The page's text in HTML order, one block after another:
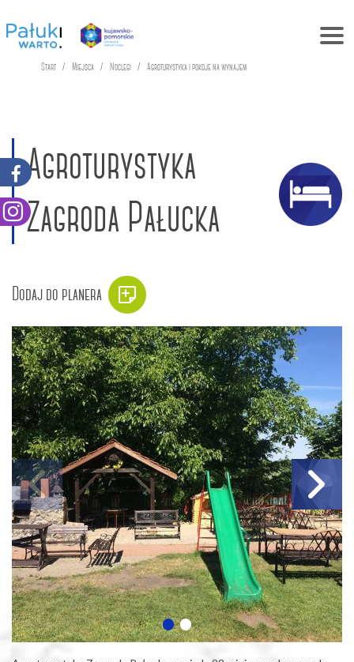
Start Miejsca Noclegi Agroturystyka i pokoje na wynajem
Agroturystyka
Zagroda Pałucka
Dodaj do planera